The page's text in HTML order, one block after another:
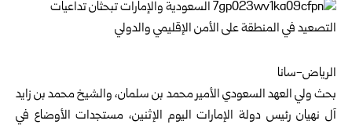
الرياض-سانا
بحث ولي العهد السعودي الأمير محمد بن سلمان، والشيخ محمد بن زايد
آل نهيان رئيس دولة الإمارات اليوم الإثنين، مستجدات الأوضاع في